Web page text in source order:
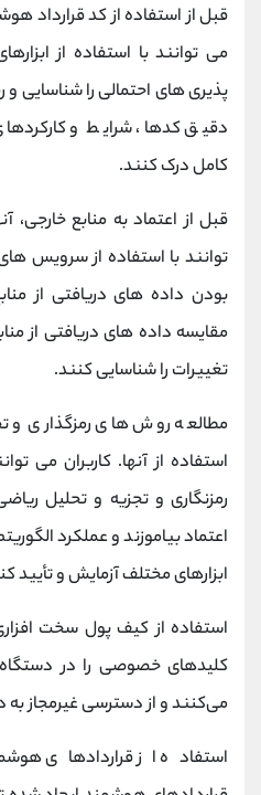
قبل از استفاده از کد قرارداد
می توانند با استفاده از
پذیری های احتمالی را شناسایی
دقیق کدها، شرایط و
کامل درک کنند.
قبل از اعتماد به منابع خارجی،
توانند با استفاده از سرویس
بودن داده های دریافتی از
مقایسه داده های دریافتی از
تغییرات را شناسایی کنند.
مطالعه روش های رمزگذاری و
استفاده از آنها. کاربران می
رمزنگاری و تجزیه و تحلیل
اعتماد بیاموزند و عملکرد
ابزارهای مختلف آزمایش و تأیید
استفاده از کیف پول سخت
کلیدهای خصوصی را در
می‌کنند و از دسترسی غیرمجاز
استفاده از قراردادهای